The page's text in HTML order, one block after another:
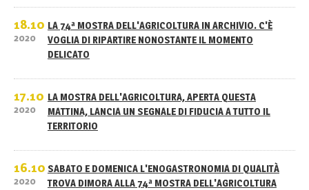
18.10
2020
LA 74ª MOSTRA DELL'AGRICOLTURA IN ARCHIVIO. C'È
VOGLIA DI RIPARTIRE NONOSTANTE IL MOMENTO
DELICATO
17.10
2020
LA MOSTRA DELL'AGRICOLTURA, APERTA QUESTA
MATTINA, LANCIA UN SEGNALE DI FIDUCIA A TUTTO IL
TERRITORIO
16.10
2020
SABATO E DOMENICA L'ENOGASTRONOMIA DI QUALITÀ
TROVA DIMORA ALLA 74ª MOSTRA DELL'AGRICOLTURA